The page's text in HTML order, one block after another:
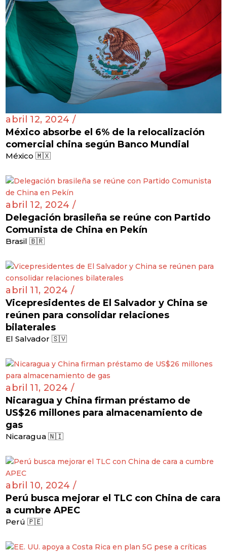
abril 12, 2024 /
México absorbe el 6% de la relocalización
comercial china según Banco Mundial
México 🇲🇽
abril 12, 2024 /
Delegación brasileña se reúne con Partido
Comunista de China en Pekín
Brasil 🇧🇷
abril 11, 2024 /
Vicepresidentes de El Salvador y China se
reúnen para consolidar relaciones
bilaterales
El Salvador 🇸🇻
abril 11, 2024 /
Nicaragua y China firman préstamo de
US$26 millones para almacenamiento de
gas
Nicaragua 🇳🇮
abril 10, 2024 /
Perú busca mejorar el TLC con China de cara
a cumbre APEC
Perú 🇵🇪